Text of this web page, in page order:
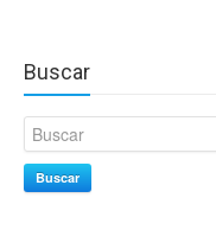
Buscar
Buscar